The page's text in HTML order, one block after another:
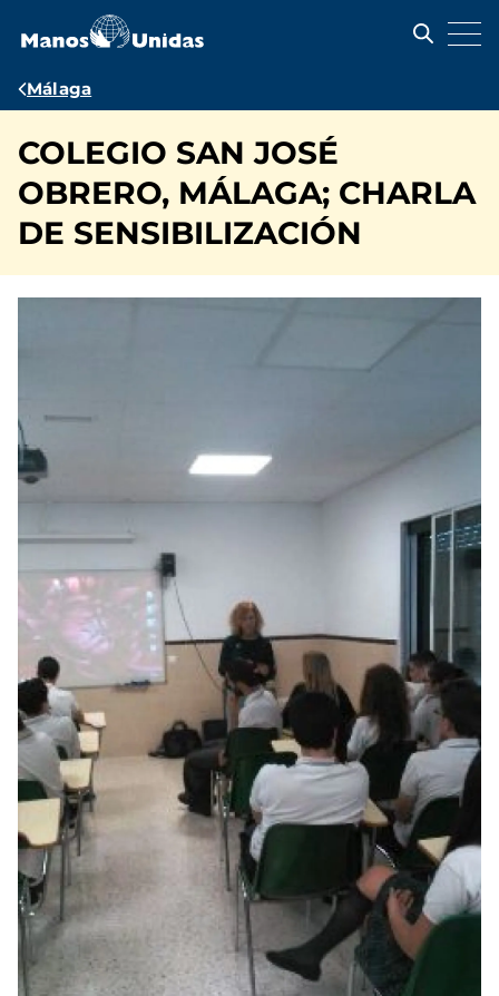
contenido
Ruta
navegación
Málaga
COLEGIO SAN JOSÉ
OBRERO, MÁLAGA; CHARLA
DE SENSIBILIZACIÓN